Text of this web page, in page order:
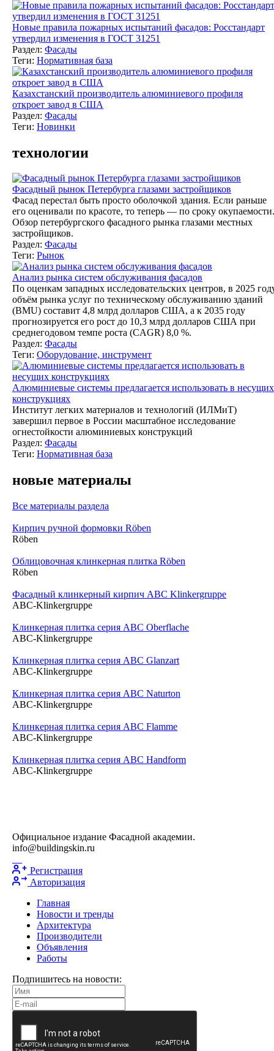
Новые правила пожарных испытаний фасадов: Росстандарт
утвердил изменения в ГОСТ 31251
Раздел: Фасады
Теги: Нормативная база
Казахстанский производитель алюминиевого профиля
откроет завод в США
Раздел: Фасады
Теги: Новинки
технологии
Фасадный рынок Петербурга глазами застройщиков
Фасад перестал быть просто оболочкой здания. Если раньше
его оценивали по красоте, то теперь — по сроку окупаемости.
Обзор петербургского фасадного рынка глазами местных
застройщиков.
Раздел: Фасады
Теги: Рынок
Анализ рынка систем обслуживания фасадов
По оценкам западных исследовательских центров, в 2025
объём рынка услуг по техническому обслуживанию зданий
(BMU) составит 4,8 млрд долларов США, а к 2035 году
прогнозируется его рост до 10,3 млрд долларов США при
среднегодовом темпе роста (CAGR) 8,0 %.
Раздел: Фасады
Теги: Оборудование, инструмент
Алюминиевые системы предлагается использовать в несущих
конструкциях
Институт легких материалов и технологий (ИЛМиТ)
завершил первое в России масштабное исследование
огнестойкости алюминиевых конструкций
Раздел: Фасады
Теги: Нормативная база
новые материалы
Все материалы раздела
Кирпич ручной формовки Röben
Röben
Облицовочная клинкерная плитка Röben
Röben
Фасадный клинкерный кирпич ABC Klinkergruppe
ABC-Klinkergruppe
Клинкерная плитка серия ABC Oberflache
ABC-Klinkergruppe
Клинкерная плитка серия ABC Glanzart
ABC-Klinkergruppe
Клинкерная плитка серия ABC Naturton
ABC-Klinkergruppe
Клинкерная плитка серия ABC Flamme
ABC-Klinkergruppe
Клинкерная плитка серия ABC Handform
ABC-Klinkergruppe
Официальное издание Фасадной академии.
info@buildingskin.ru
Регистрация
Авторизация
Главная
Новости и тренды
Архитектура
Производители
Объявления
Работы
Подпишитесь на новости: